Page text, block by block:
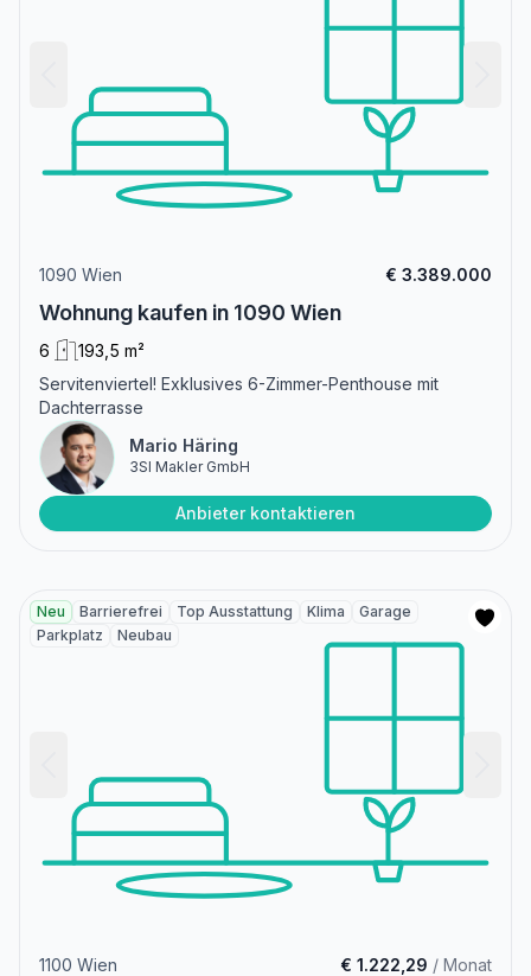
1090 Wien € 3.389.000
Wohnung kaufen in 1090 Wien
6
193,5 m²
Servitenviertel! Exklusives 6-Zimmer-Penthouse mit
Dachterrasse
Mario Häring
3SI Makler GmbH
Anbieter kontaktieren
Neu Barrierefrei Top Ausstattung Klima
Garage
Parkplatz
Neubau
1100 Wien € 1.222,29 / Monat